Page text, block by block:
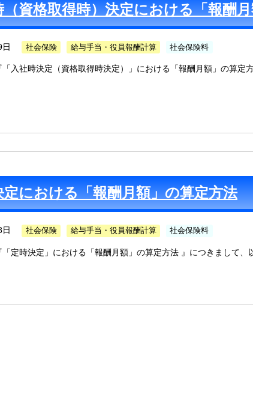
（資格取得時）決定における「報酬
社会保険 給与手当・役員報酬計算 社会保険料
「入社時決定（資格取得時決定）」における「報酬月額」の算定
定における「報酬月額」の算定方法
社会保険 給与手当・役員報酬計算 社会保険料
「定時決定」における「報酬月額」の算定方法 』につきまして、